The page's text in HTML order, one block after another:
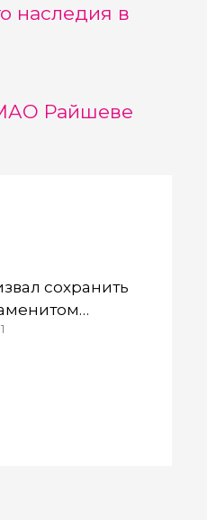
наследия в
Райшеве
сохранить
ХМАО